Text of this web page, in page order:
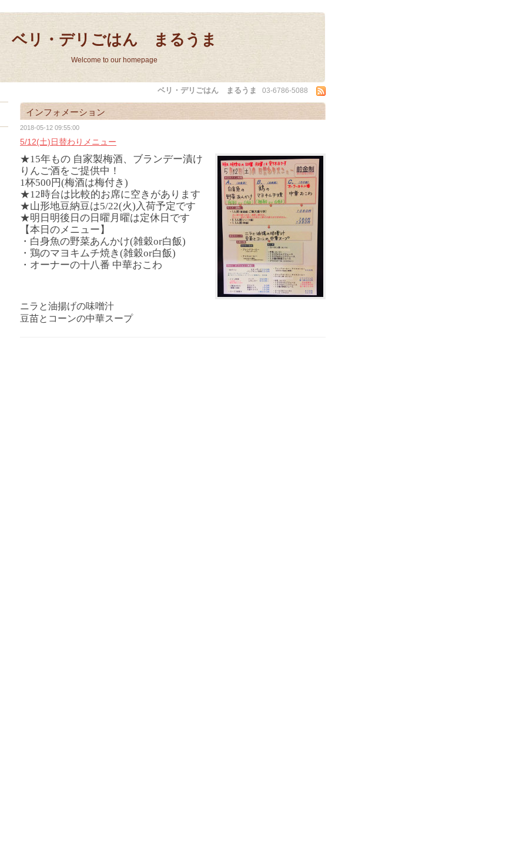
ベリ・デリごはん まるうま
Welcome to our homepage
ベリ・デリごはん まるうま 03-6786-5088
インフォメーション
2018-05-12 09:55:00
5/12(土)日替わりメニュー
★15年もの 自家製梅酒、ブランデー漬け
りんご酒をご提供中！
1杯500円(梅酒は梅付き)
★12時台は比較的お席に空きがあります
★山形地豆納豆は5/22(火)入荷予定です
★明日明後日の日曜月曜は定休日です
【本日のメニュー】
・白身魚の野菜あんかけ(雑穀or白飯)
・鶏のマヨキムチ焼き(雑穀or白飯)
・オーナーの十八番 中華おこわ
ニラと油揚げの味噌汁
豆苗とコーンの中華スープ